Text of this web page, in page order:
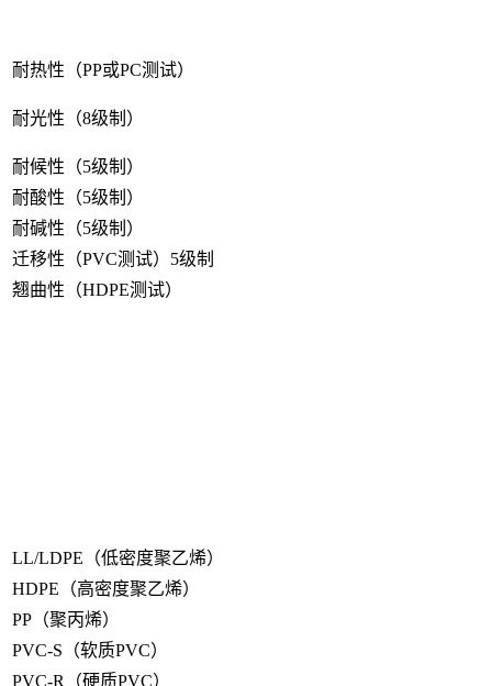
耐热性（PP或PC测试）
耐光性（8级制）
耐候性（5级制）
耐酸性（5级制）
耐碱性（5级制）
迁移性（PVC测试）5级制
翘曲性（HDPE测试）
LL/LDPE（低密度聚乙烯）
HDPE（高密度聚乙烯）
PP（聚丙烯）
PVC-S（软质PVC）
PVC-R（硬质PVC）